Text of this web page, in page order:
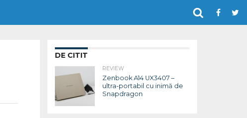
DE CITIT
REVIEW
Zenbook A14 UX3407 –
ultra-portabil cu inimă de
Snapdragon